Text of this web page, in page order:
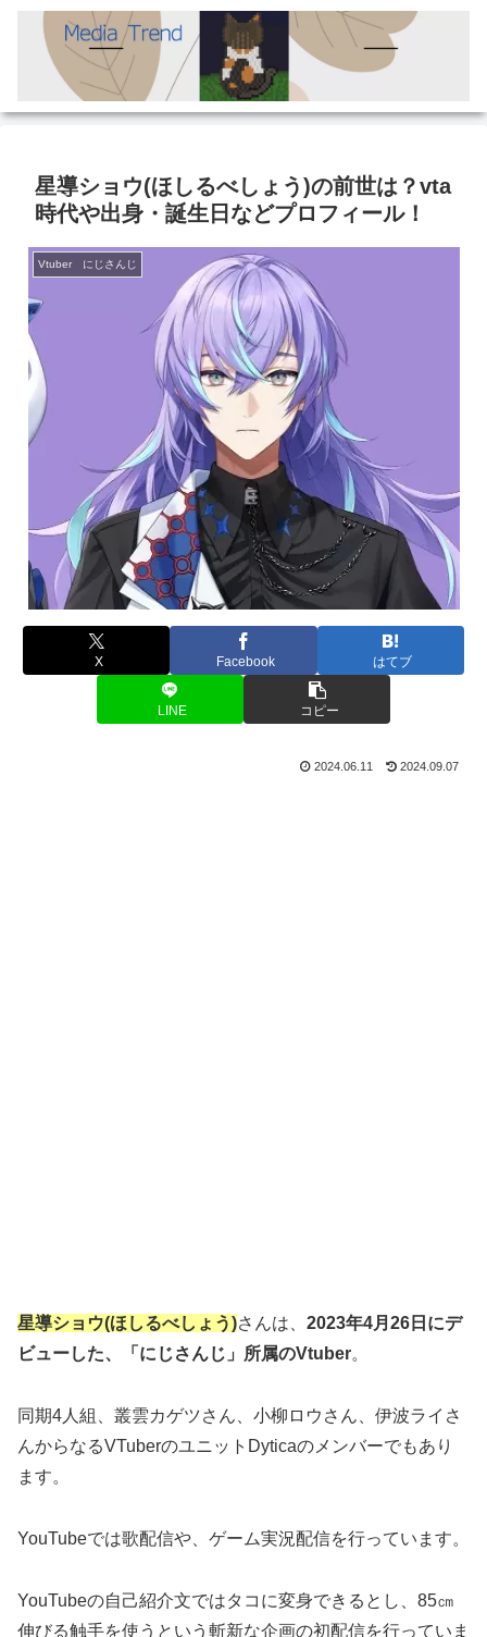
星導ショウ(ほしるべしょう)の前世は？vta
時代や出身・誕生日などプロフィール！
Vtuber にじさんじ
X Facebook はてブ
LINE コピー
2024.06.11 2024.09.07
星導ショウ(ほしるべしょう)さんは、 2023年4月26日にデ
ビューした、「にじさんじ」所属のVtuber。
同期4人組、叢雲カゲツさん、小柳ロウさん、伊波ライさ
んからなるVTuberのユニットDyticaのメンバーでもあり
ます。
YouTubeでは歌配信や、ゲーム実況配信を行っています。
YouTubeの自己紹介文ではタコに変身できるとし、85㎝
伸びる触手を使うという斬新な企画の初配信を行っていま